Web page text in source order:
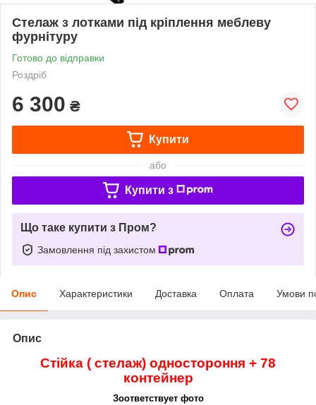
Стелаж з лотками під кріплення меблеву
фурнітуру
Готово до відправки
Роздріб
6 300 ₴
Купити
або
Купити з
Що таке купити з Пром?
Замовлення під захистом
Опис Характеристики Доставка Оплата Умови
Опис
Стійка ( стелаж) одностороння + 78
контейнер
Зоответствует фото